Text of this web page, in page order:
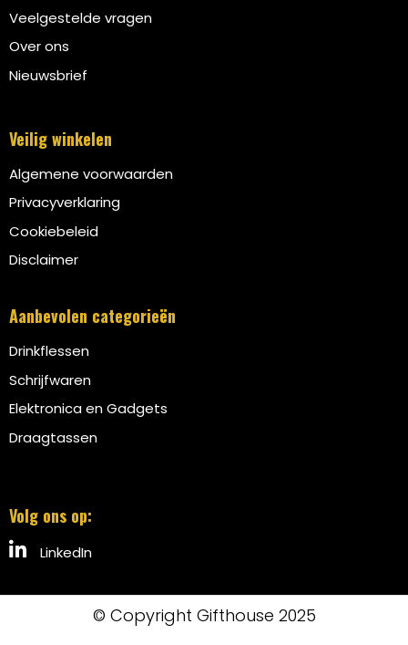
Veelgestelde vragen
Over ons
Nieuwsbrief
Veilig winkelen
Algemene voorwaarden
Privacyverklaring
Cookiebeleid
Disclaimer
Aanbevolen categorieën
Drinkflessen
Schrijfwaren
Elektronica en Gadgets
Draagtassen
Volg ons op:
LinkedIn
© Copyright Gifthouse 2025